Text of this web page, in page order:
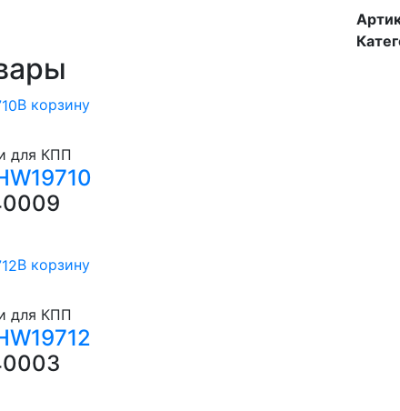
В корзину
для КПП
В корзину
для КПП